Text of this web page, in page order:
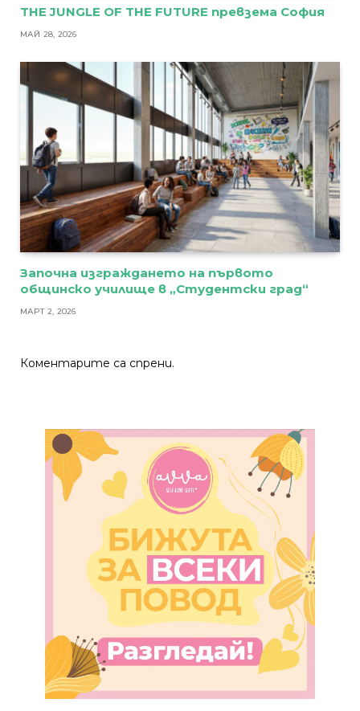
THE JUNGLE OF THE FUTURE превзема София
МАЙ 28, 2026
Започна изграждането на първото
общинско училище в „Студентски град“
МАРТ 2, 2026
Коментарите са спрени.